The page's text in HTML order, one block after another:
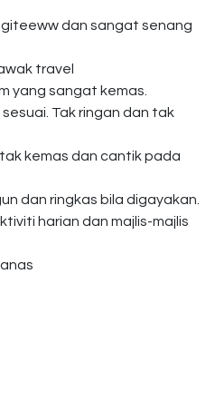
dan sangat senang
travel
yang sangat kemas.
Tak ringan dan tak
kemas dan cantik pada
dan ringkas bila digayakan.
harian dan majlis-majlis